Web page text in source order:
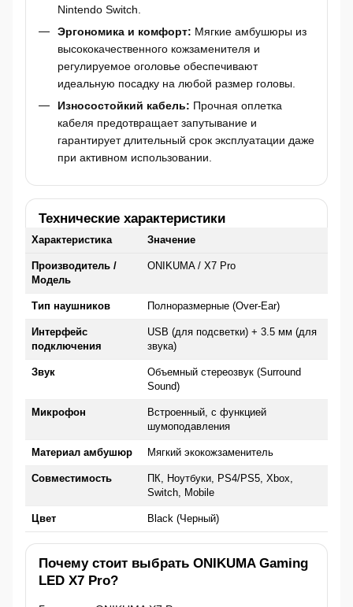
Nintendo Switch.
Эргономика и комфорт: Мягкие амбушюры из
высококачественного кожзаменителя и
регулируемое оголовье обеспечивают
идеальную посадку на любой размер головы.
Износостойкий кабель: Прочная оплетка
кабеля предотвращает запутывание и
гарантирует длительный срок эксплуатации даже
при активном использовании.
Технические характеристики
Характеристика Значение
Производитель /
Модель
ONIKUMA / X7 Pro
Тип наушников Полноразмерные (Over-Ear)
Интерфейс
подключения
USB (для подсветки) + 3.5 мм (для
звука)
Звук
Объемный стереозвук (Surround
Sound)
Микрофон
Встроенный, с функцией
шумоподавления
Материал амбушюр Мягкий экокожзаменитель
Совместимость
ПК, Ноутбуки, PS4/PS5, Xbox,
Switch, Mobile
Цвет Black (Черный)
Почему стоит выбрать ONIKUMA Gaming
LED X7 Pro?